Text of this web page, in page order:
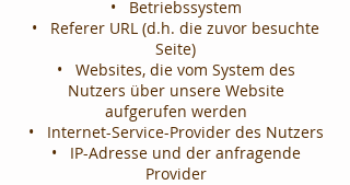
• Betriebssystem
• Referer URL (d.h. die zuvor besuchte
Seite)
• Websites, die vom System des
Nutzers über unsere Website
aufgerufen werden
• Internet-Service-Provider des Nutzers
• IP-Adresse und der anfragende
Provider